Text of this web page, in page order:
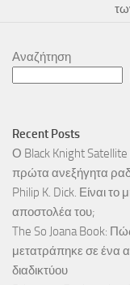
Αναζήτηση
Recent Posts
Ο Black Knight Satellite
πρώτα ανεξήγητα
Philip K. Dick. Είναι
αποστολέα του;
The So Joana Book:
μετατράπηκε σε ένα
διαδικτύου